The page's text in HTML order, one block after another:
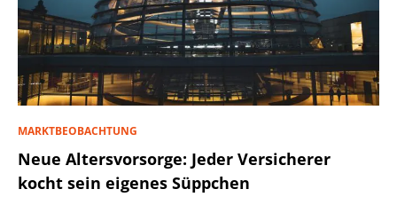
MARKTBEOBACHTUNG
Neue Altersvorsorge: Jeder Versicherer
kocht sein eigenes Süppchen